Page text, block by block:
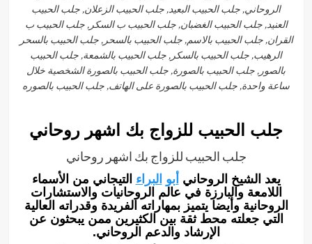
الروحاني, جلب الحبيب البعيد, جلب الحبيب الزعلان, جلب الحبيب
العنيد, جلب الحبيب الغضبان, جلب الحبيب ب السكر, جلب الحبيب ب
القران, جلب الحبيب بالاسم, جلب الحبيب بالسحر, جلب الحبيب بالسحر
الرهيب, جلب الحبيب بالسكر, جلب الحبيب بالشمعة, جلب الحبيب
بالصور, جلب الحبيب بالصورة, جلب الحبيب بالصورة الشخصية خلال
ساعة واحدة, جلب الحبيب بالصورة على الهاتف, جلب الحبيب بالصوره
جلب الحبيب للزواج بك اشهر روحاني
جلب الحبيب للزواج بك اشهر روحاني
يعد الشيخ الروحاني أبو البراء التيجاني من الأسماء
اللامعة والبارزة في عالم الروحانيات والاستشارات
الروحانية وأيضا يتميز بمهاراته الفريدة وقدراته العالية
التي جعلته محط ثقة بين الكثيرين ممن يبحثون عن
الإرشاد والدعم الروحاني.